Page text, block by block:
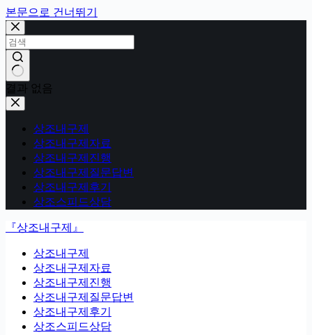
본문으로 건너뛰기
결과 없음
상조내구제
상조내구제자료
상조내구제진행
상조내구제질문답변
상조내구제후기
상조스피드상담
『상조내구제』
상조내구제
상조내구제자료
상조내구제진행
상조내구제질문답변
상조내구제후기
상조스피드상담